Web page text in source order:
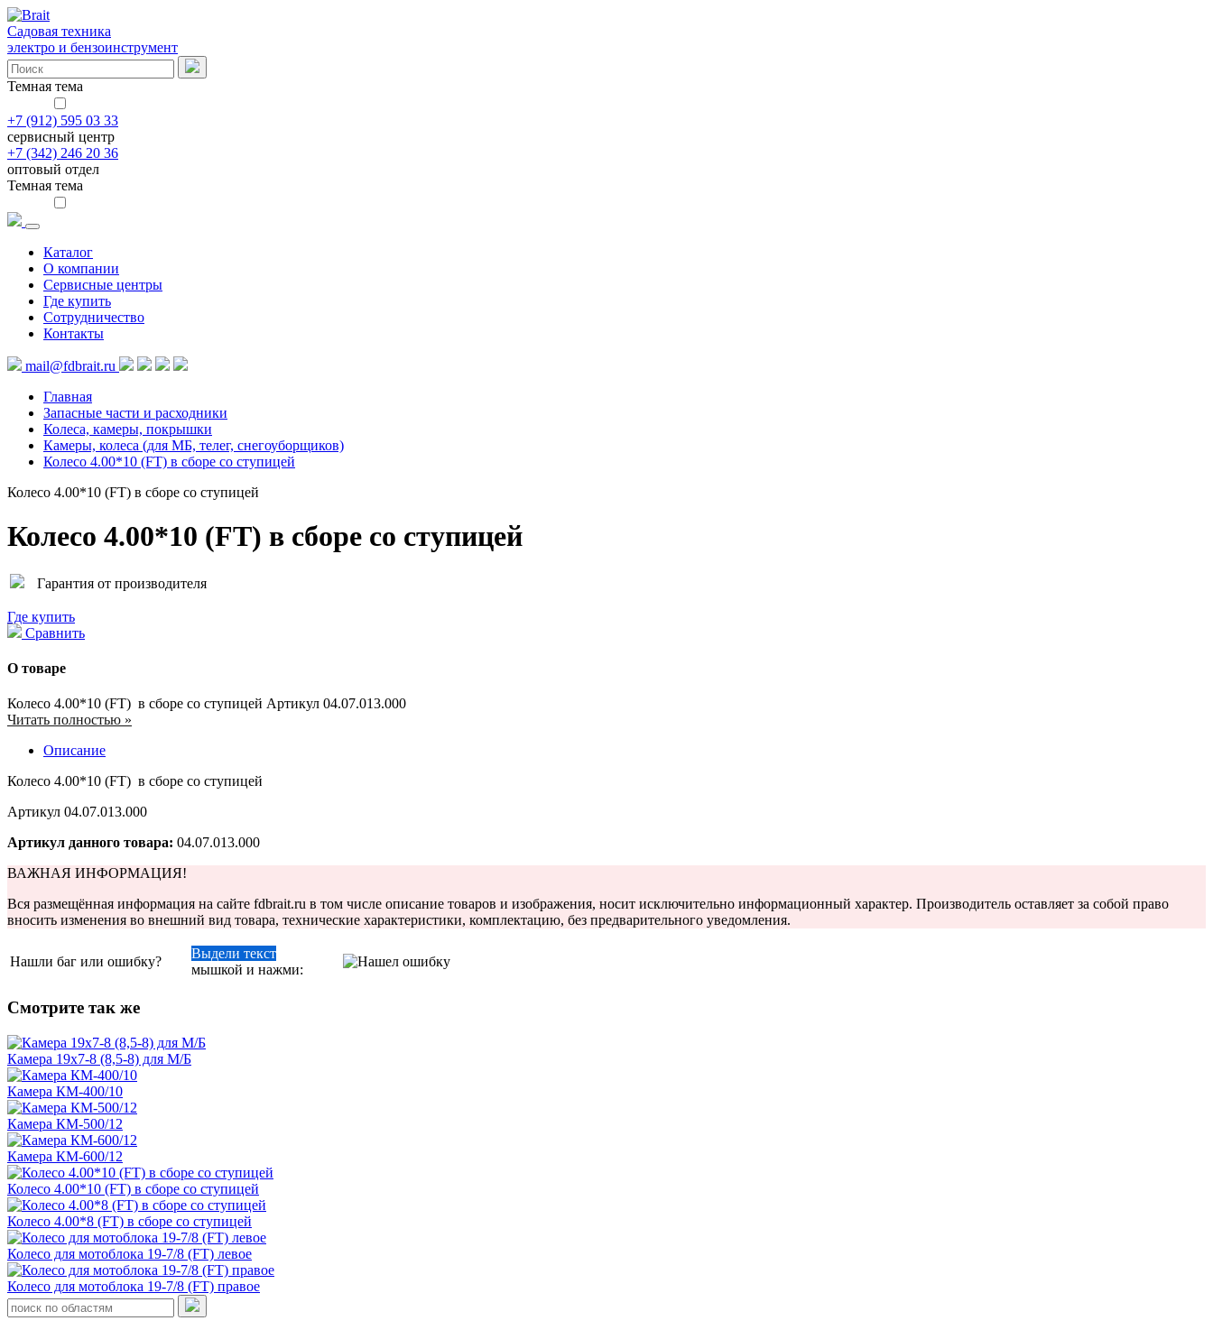
Садовая техника
электро и бензоинструмент
Темная тема
+7 (912) 595 03 33
сервисный центр
+7 (342) 246 20 36
оптовый отдел
Темная тема
Каталог
О компании
Сервисные центры
Где купить
Сотрудничество
Контакты
mail@fdbrait.ru
Главная
Запасные части и расходники
Колеса, камеры, покрышки
Камеры, колеса (для МБ, телег, снегоуборщиков)
Колесо 4.00*10 (FT) в сборе со ступицей
Колесо 4.00*10 (FT) в сборе со ступицей
Колесо 4.00*10 (FT) в сборе со ступицей
Гарантия от производителя
Где купить
Сравнить
О товаре
Колесо 4.00*10 (FT) в сборе со ступицей Артикул 04.07.013.000
Читать полностью »
Описание
Колесо 4.00*10 (FT) в сборе со ступицей
Артикул 04.07.013.000
Артикул данного товара: 04.07.013.000
ВАЖНАЯ ИНФОРМАЦИЯ!
Вся размещённая информация на сайте fdbrait.ru в том числе описание товаров и изображения, носит исключительно информационный характер. Производитель оставляет за собой право
вносить изменения во внешний вид товара, технические характеристики, комплектацию, без предварительного уведомления.
Нашли баг или ошибку?
Выдели текст
мышкой и нажми:
Смотрите так же
Камера 19х7-8 (8,5-8) для М/Б
Камера КM-400/10
Камера КM-500/12
Камера КM-600/12
Колесо 4.00*10 (FT) в сборе со ступицей
Колесо 4.00*8 (FT) в сборе со ступицей
Колесо для мотоблока 19-7/8 (FT) левое
Колесо для мотоблока 19-7/8 (FT) правое